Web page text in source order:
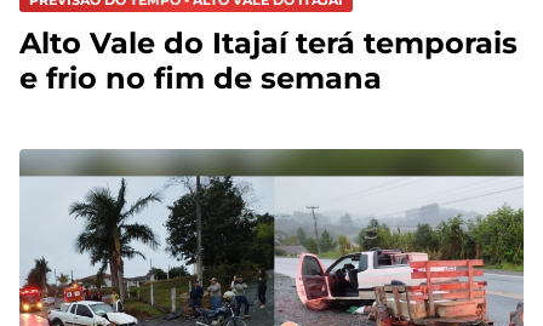
Alto Vale do Itajaí terá temporais
e frio no fim de semana